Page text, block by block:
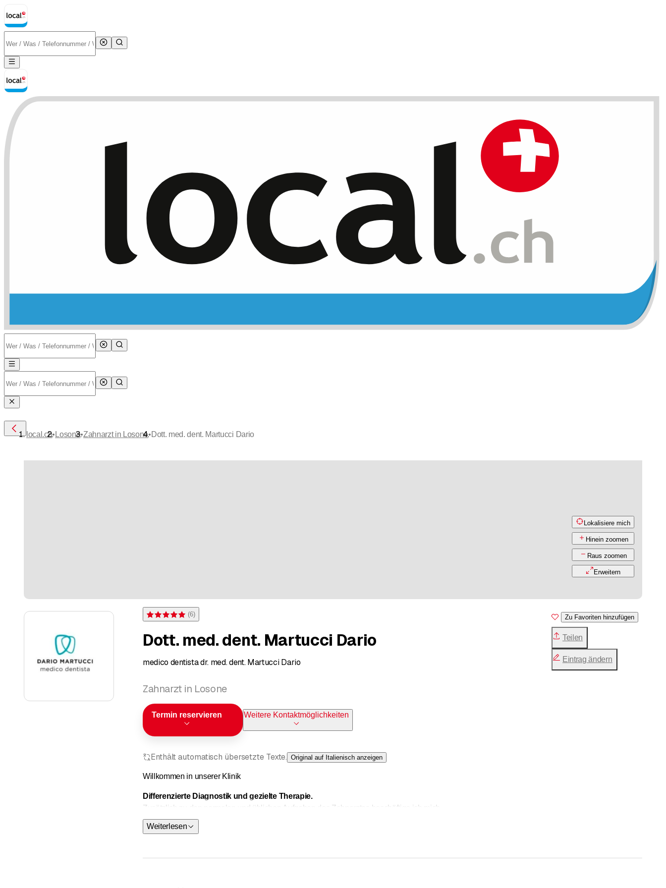
Lokalisiere mich
Hinein zoomen
Raus zoomen
Erweitern
Bewertung 5 von 5 Sternen bei 6 Bewertungen
(6)
Dott. med. dent. Martucci Dario
medico dentista dr. med. dent. Martucci Dario
Zahnarzt in Losone
Termin reservieren Weitere Kontaktmöglichkeiten
Zu Favoriten hinzufügen
Teilen
Eintrag ändern
Enthält automatisch übersetzte Texte. Original auf Italienisch anzeigen
Willkommen in unserer Klinik
Differenzierte Diagnostik und gezielte Therapie.
Zusätzlich zu den normalen und üblichen Aufgaben des Zahnarztes beschäftige ich mich
mit derBiomechanik und Psychosomatik
des Kauorgans.
Weiterlesen
local.ch• Losone•Zahnarzt in Losone•Dott. med. dent. Martucci Dario